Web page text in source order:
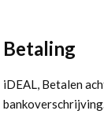
Betaling
iDEAL, Betalen